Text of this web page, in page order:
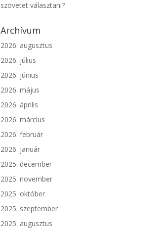
szövetet választani?
Archívum
2026. augusztus
2026. július
2026. június
2026. május
2026. április
2026. március
2026. február
2026. január
2025. december
2025. november
2025. október
2025. szeptember
2025. augusztus